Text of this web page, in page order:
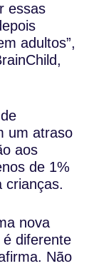
essas
adultos”,
um atraso
aos
de 1%
crianças.
nova
diferente
Não